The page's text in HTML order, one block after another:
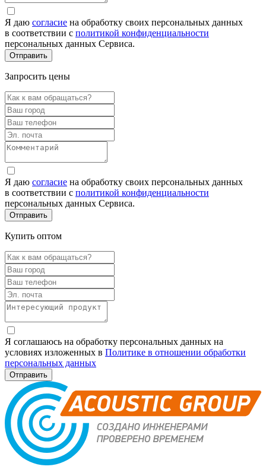
Я даю согласие на обработку своих персональных данных
в соответствии с политикой конфиденциальности
персональных данных Сервиса.
Запросить цены
Я даю согласие на обработку своих персональных данных
в соответствии с политикой конфиденциальности
персональных данных Сервиса.
Купить оптом
Я соглашаюсь на обработку персональных данных на
условиях изложенных в Политике в отношении обработки
персональных данных